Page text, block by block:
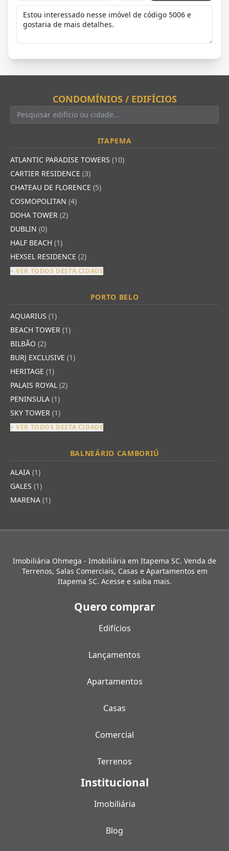
CONDOMÍNIOS / EDIFÍCIOS
ITAPEMA
ATLANTIC PARADISE TOWERS (10)
CARTIER RESIDENCE (3)
CHATEAU DE FLORENCE (5)
COSMOPOLITAN (4)
DOHA TOWER (2)
DUBLIN (0)
HALF BEACH (1)
HEXSEL RESIDENCE (2)
+ VER TODOS DESTA CIDADE
PORTO BELO
AQUARIUS (1)
BEACH TOWER (1)
BILBÃO (2)
BURJ EXCLUSIVE (1)
HERITAGE (1)
PALAIS ROYAL (2)
PENINSULA (1)
SKY TOWER (1)
+ VER TODOS DESTA CIDADE
BALNEÁRIO CAMBORIÚ
ALAIA (1)
GALES (1)
MARENA (1)
Imobiliária Ohmega - Imobiliária em Itapema SC. Venda de
Terrenos, Salas Comerciais, Casas e Apartamentos em
Itapema SC. Acesse e saiba mais.
Quero comprar
Edifícios
Lançamentos
Apartamentos
Casas
Comercial
Terrenos
Institucional
Imobiliária
Blog